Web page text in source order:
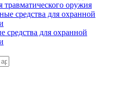
травматического оружия
средства для охранной